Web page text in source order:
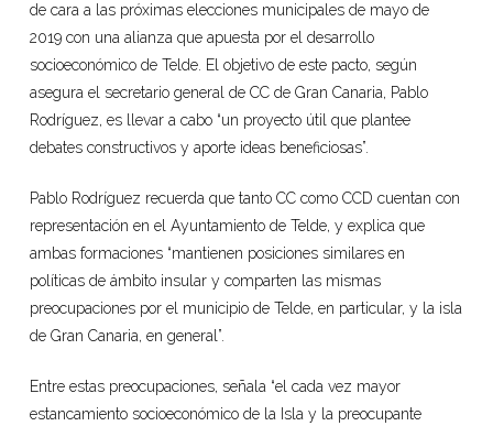
de cara a las próximas elecciones municipales de mayo de
2019 con una alianza que apuesta por el desarrollo
socioeconómico de Telde. El objetivo de este pacto, según
asegura el secretario general de CC de Gran Canaria, Pablo
Rodríguez, es llevar a cabo “un proyecto útil que plantee
debates constructivos y aporte ideas beneficiosas”.
Pablo Rodríguez recuerda que tanto CC como CCD cuentan con
representación en el Ayuntamiento de Telde, y explica que
ambas formaciones “mantienen posiciones similares en
políticas de ámbito insular y comparten las mismas
preocupaciones por el municipio de Telde, en particular, y la isla
de Gran Canaria, en general”.
Entre estas preocupaciones, señala “el cada vez mayor
estancamiento socioeconómico de la Isla y la preocupante